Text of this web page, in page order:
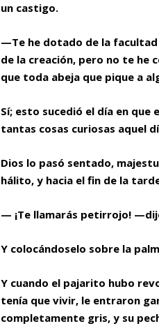
un castigo.
—Te he dotado de la
de la creación, pero no te he
que toda abeja que pique a
Sí; esto sucedió el día en que
tantas cosas curiosas aquel
Dios lo pasó sentado,
hálito, y hacia el fin de la
— ¡Te llamarás petirrojo!
Y colocándoselo sobre la
Y cuando el pajarito hubo
tenía que vivir, le entraron
completamente gris, y su